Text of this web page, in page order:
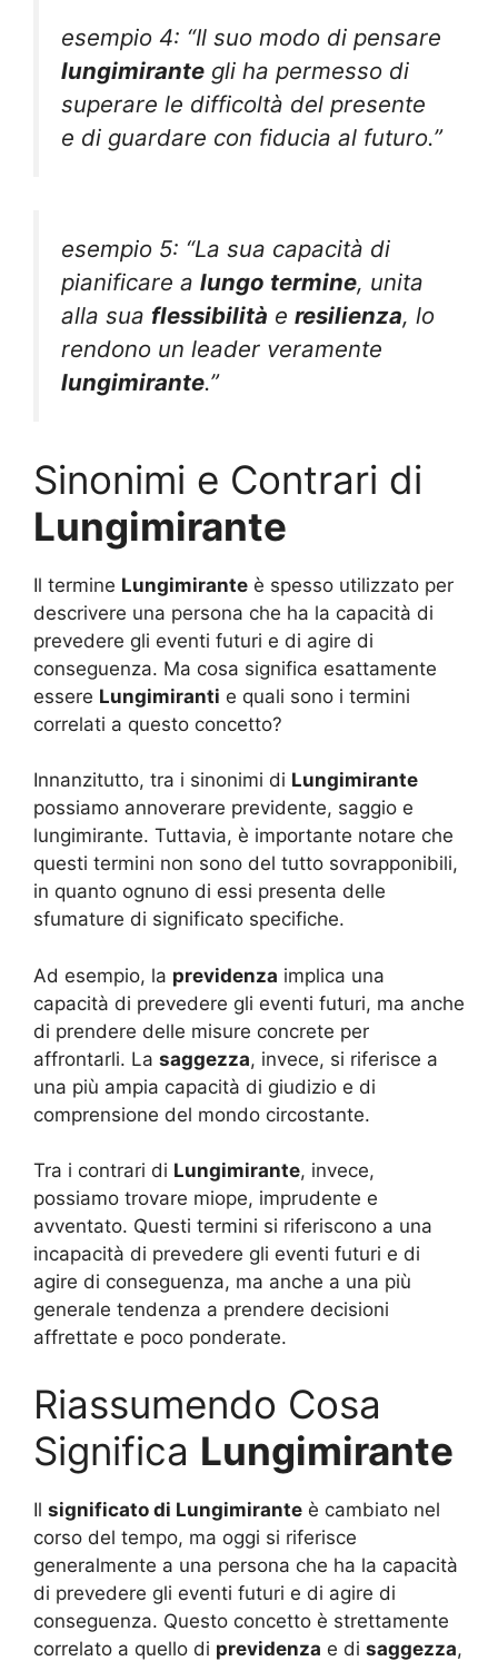
esempio 4: “Il suo modo di pensare
lungimirante gli ha permesso di
superare le difficoltà del presente
e di guardare con fiducia al futuro.”
esempio 5: “La sua capacità di
pianificare a lungo termine, unita
alla sua flessibilità e resilienza, lo
rendono un leader veramente
lungimirante.”
Sinonimi e Contrari di
Lungimirante
Il termine Lungimirante è spesso utilizzato per
descrivere una persona che ha la capacità di
prevedere gli eventi futuri e di agire di
conseguenza. Ma cosa significa esattamente
essere Lungimiranti e quali sono i termini
correlati a questo concetto?
Innanzitutto, tra i sinonimi di Lungimirante
possiamo annoverare previdente, saggio e
lungimirante. Tuttavia, è importante notare che
questi termini non sono del tutto sovrapponibili,
in quanto ognuno di essi presenta delle
sfumature di significato specifiche.
Ad esempio, la previdenza implica una
capacità di prevedere gli eventi futuri, ma anche
di prendere delle misure concrete per
affrontarli. La saggezza, invece, si riferisce a
una più ampia capacità di giudizio e di
comprensione del mondo circostante.
Tra i contrari di Lungimirante, invece,
possiamo trovare miope, imprudente e
avventato. Questi termini si riferiscono a una
incapacità di prevedere gli eventi futuri e di
agire di conseguenza, ma anche a una più
generale tendenza a prendere decisioni
affrettate e poco ponderate.
Riassumendo Cosa
Significa Lungimirante
Il significato di Lungimirante è cambiato nel
corso del tempo, ma oggi si riferisce
generalmente a una persona che ha la capacità
di prevedere gli eventi futuri e di agire di
conseguenza. Questo concetto è strettamente
correlato a quello di previdenza e di saggezza,